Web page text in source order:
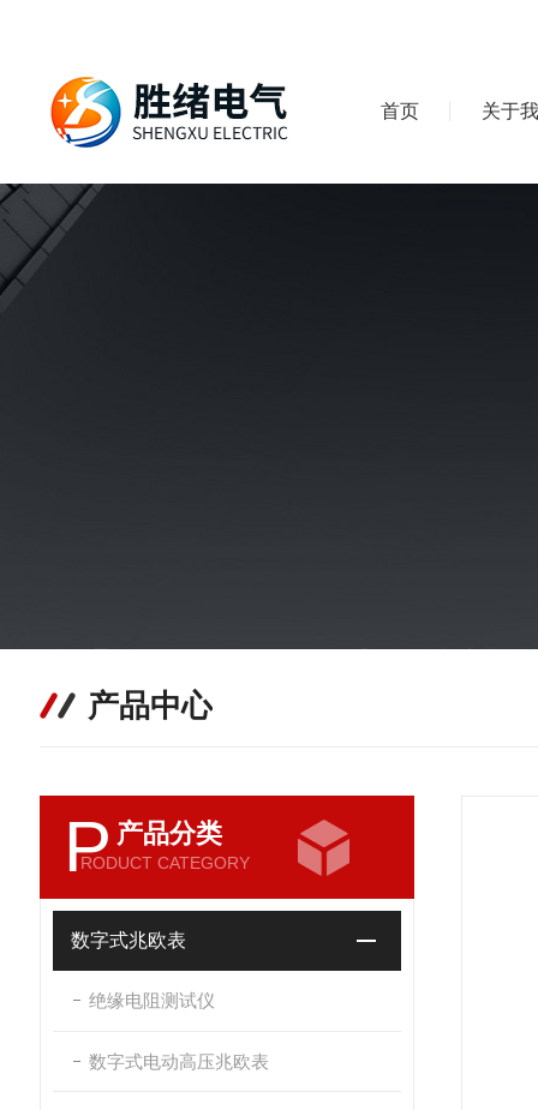
首页 关于
产品中心
P 产品分类
RODUCT CATEGORY
数字式兆欧表
绝缘电阻测试仪
数字式电动高压兆欧表